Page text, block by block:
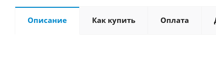
Описание Как купить Оплата